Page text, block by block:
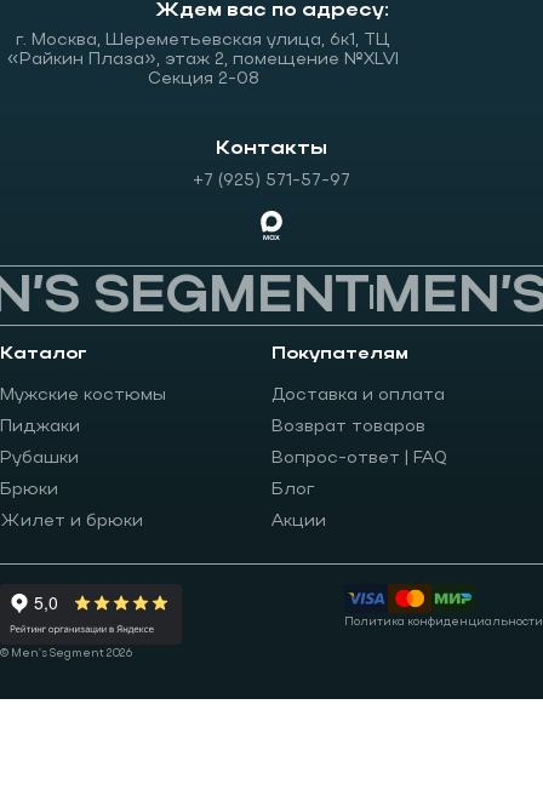
Ждем вас по адресу:
г. Москва, Шереметьевская улица, 6к1, ТЦ
«Райкин Плаза», этаж 2, помещение №XLVI
Секция 2-08
Контакты
+7 (925) 571-57-97
SEGMENTMEN’S
Каталог
Мужские костюмы
Пиджаки
Рубашки
Брюки
Жилет и брюки
Покупателям
Доставка и оплата
Возврат товаров
Вопрос-ответ | FAQ
Блог
Акции
© Men’s Segment 2026
Политика конфиденциальности